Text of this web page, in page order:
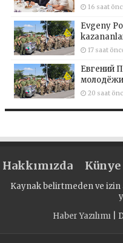
16 saat
Evgeny
17 saat
Евгений
20 saat
Hakkımızda Künye
Kaynak belirtmeden ve
Haber Yazılımı |